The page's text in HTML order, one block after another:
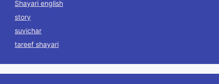
Shayari english
story
suvichar
tareef shayari